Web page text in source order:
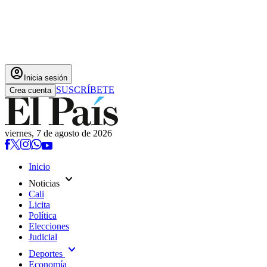
account_circle Inicia sesión
Crea cuenta SUSCRÍBETE
viernes, 7 de agosto de 2026
Inicio
Noticias expand_more
Cali
Licita
Política
Elecciones
Judicial
Deportes expand_more
Economía